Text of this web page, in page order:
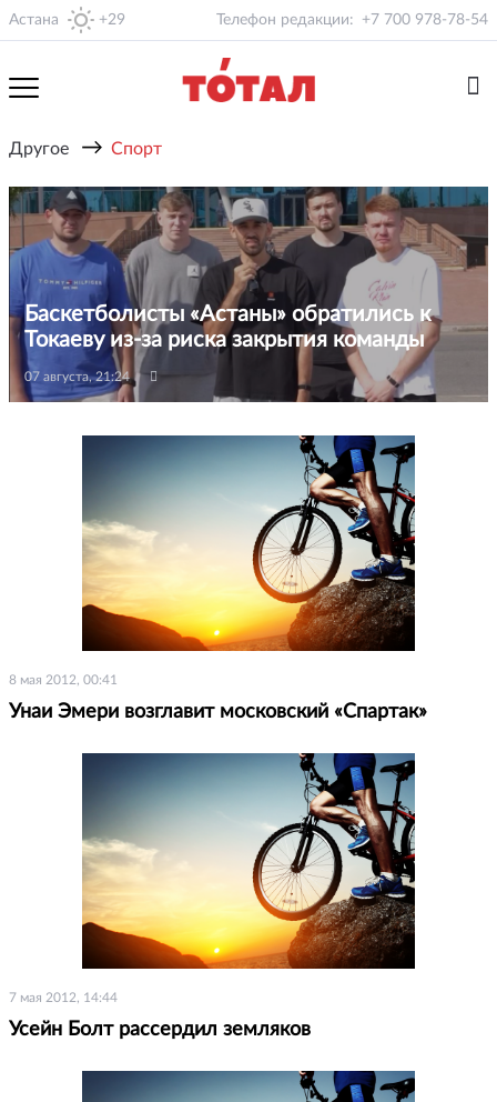
Астана +29 Телефон редакции: +7 700 978-78-54
Другое → Спорт
Баскетболисты «Астаны» обратились к
Токаеву из-за риска закрытия команды
07 августа, 21:24
8 мая 2012, 00:41
Унаи Эмери возглавит московский «Спартак»
7 мая 2012, 14:44
Усейн Болт рассердил земляков